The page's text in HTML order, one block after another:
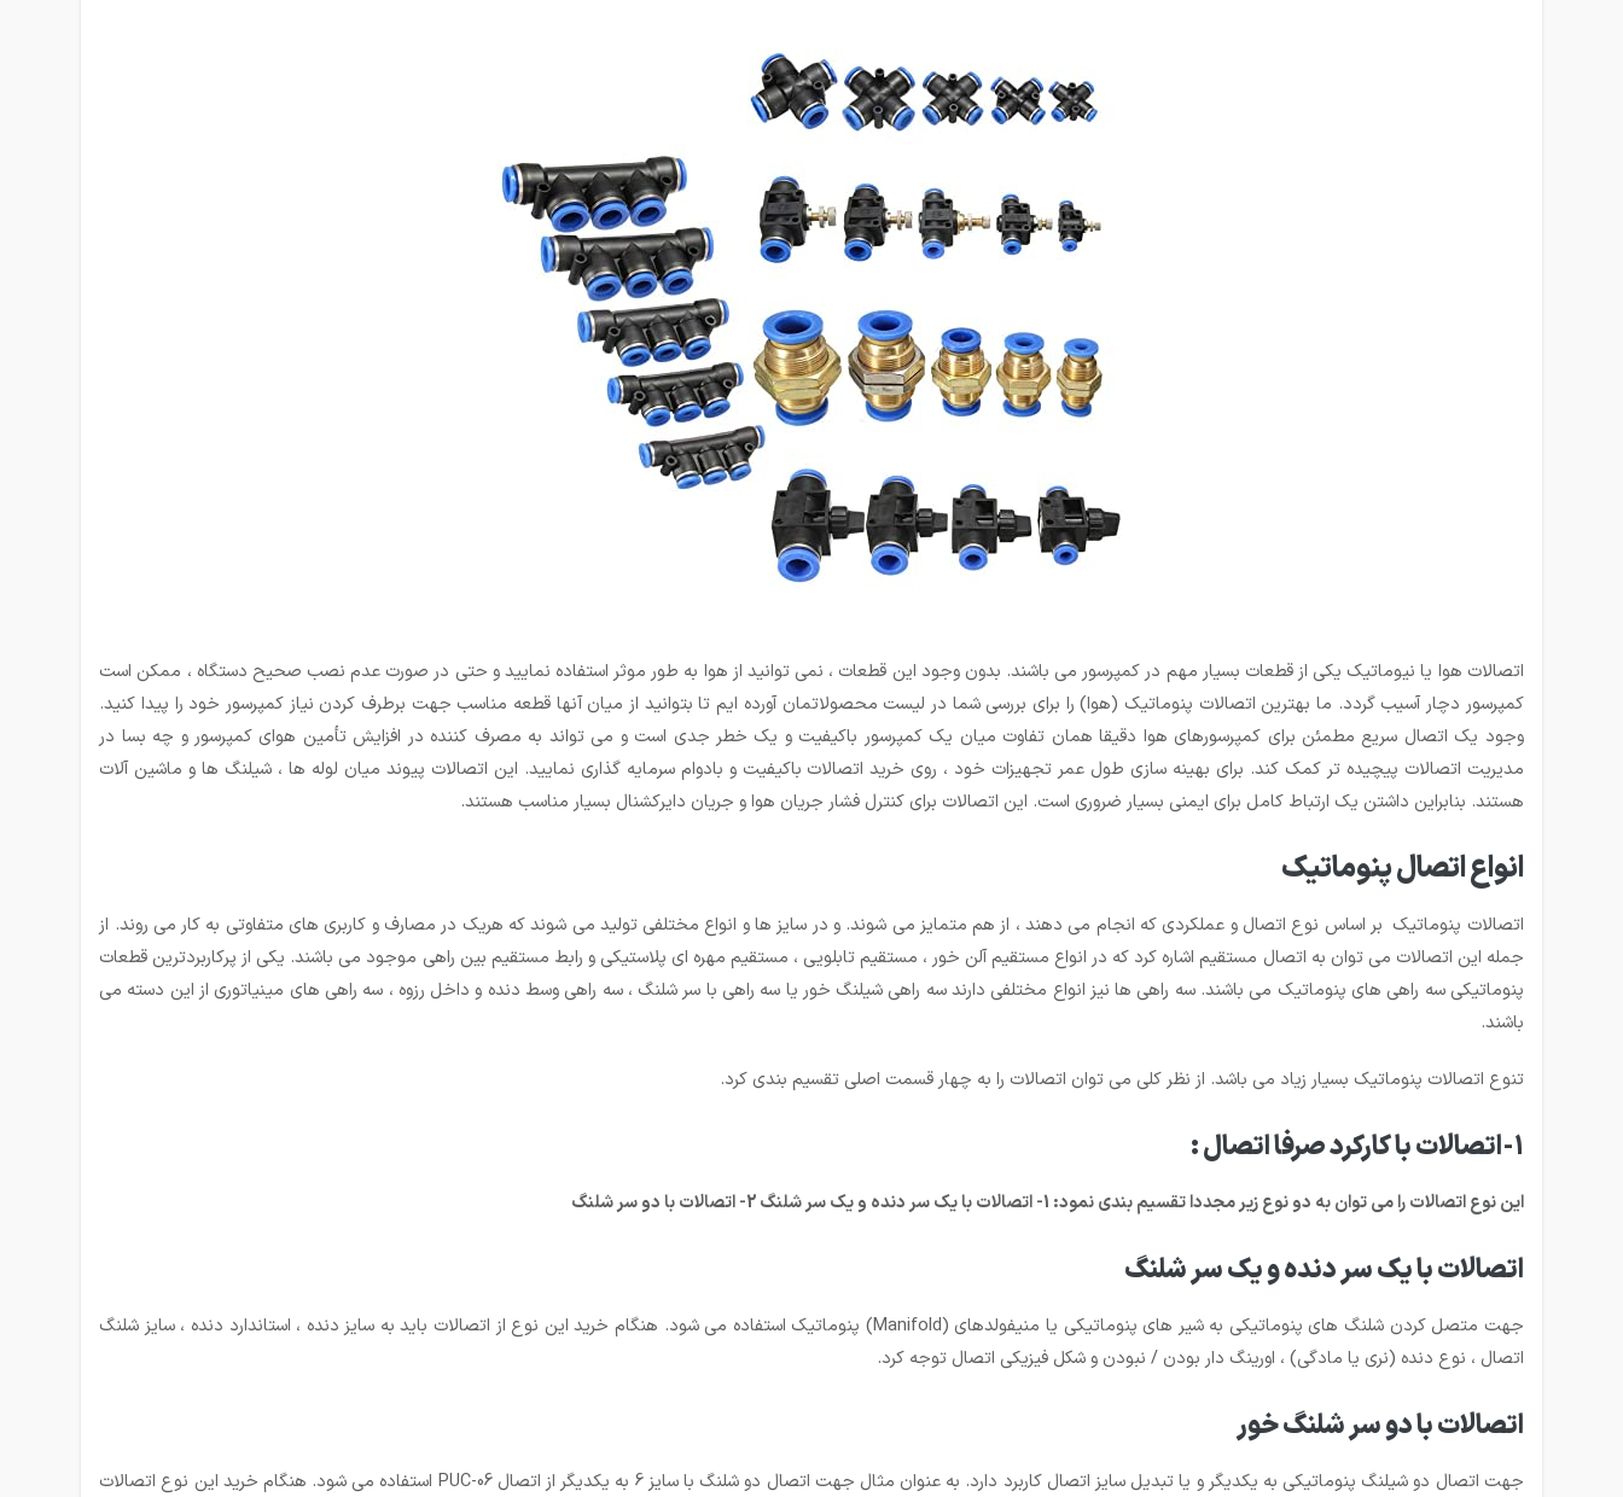
اتصالات هوا یا نیوماتیک یکی از قطعات بسیار مهم در کمپرسور می باشند. بدون وجود این قطعات ، نمی توانید از هوا به طور موثر استفاده نمایید و حتی در صورت عدم نصب صحیح دستگاه ، ممکن است
کمپرسور دچار آسیب گردد. ما بهترین اتصالات پنوماتیک (هوا) را برای بررسی شما در لیست محصولاتمان آورده ایم تا بتوانید از میان آنها قطعه مناسب جهت برطرف کردن نیاز کمپرسور خود را پیدا کنید.
وجود یک اتصال سریع مطمئن برای کمپرسورهای هوا دقیقا همان تفاوت میان یک کمپرسور باکیفیت و یک خطر جدی است و می تواند به مصرف کننده در افزایش تأمین هوای کمپرسور و چه بسا در
مدیریت اتصالات پیچیده تر کمک کند. برای بهینه سازی طول عمر تجهیزات خود ، روی خرید اتصالات باکیفیت و بادوام سرمایه گذاری نمایید. این اتصالات پیوند میان لوله ها ، شیلنگ ها و ماشین آلات
هستند. بنابراین داشتن یک ارتباط کامل برای ایمنی بسیار ضروری است. این اتصالات برای کنترل فشار جریان هوا و جریان دایرکشنال بسیار مناسب هستند.
انواع اتصال پنوماتیک
اتصالات پنوماتیک بر اساس نوع اتصال و عملکردی که انجام می دهند ، از هم متمایز می شوند. و در سایز ها و انواع مختلفی تولید می شوند که هریک در مصارف و کاربری های متفاوتی به کار می روند. از
جمله این اتصالات می توان به اتصال مستقیم اشاره کرد که در انواع مستقیم آلن خور ، مستقیم تابلویی ، مستقیم مهره ای پلاستیکی و رابط مستقیم بین راهی موجود می باشند. یکی از پرکاربردترین قطعات
پنوماتیکی سه راهی های پنوماتیک می باشند. سه راهی ها نیز انواع مختلفی دارند سه راهی شیلنگ خور یا سه راهی با سر شلنگ ، سه راهی وسط دنده و داخل رزوه ، سه راهی های مینیاتوری از این دسته می
باشند.
تنوع اتصالات پنوماتیک بسیار زیاد می باشد. از نظر کلی می توان اتصالات را به چهار قسمت اصلی تقسیم بندی کرد.
1-اتصالات با کارکرد صرفا اتصال :
این نوع اتصالات را می توان به دو نوع زیر مجددا تقسیم بندی نمود: 1- اتصالات با یک سر دنده و یک سر شلنگ 2- اتصالات با دو سر شلنگ
اتصالات با یک سر دنده و یک سر شلنگ
جهت متصل کردن شلنگ های پنوماتیکی به شیر های پنوماتیکی یا منیفولدهای (Manifold)
پنوماتیک استفاده می شود. هنگام خرید این نوع از اتصالات باید به سایز دنده ، استاندارد دنده ، سایز شلنگ
اتصال ، نوع دنده (نری یا مادگی) ، اورینگ دار بودن / نبودن و شکل فیزیکی اتصال توجه کرد.
اتصالات با دو سر شلنگ خور
جهت اتصال دو شیلنگ پنوماتیکی به یکدیگر و یا تبدیل سایز اتصال کاربرد دارد. به عنوان مثال جهت اتصال دو شلنگ با سایز 6 به یکدیگر از اتصال PUC-06 استفاده می شود. هنگام خرید این نوع اتصالات